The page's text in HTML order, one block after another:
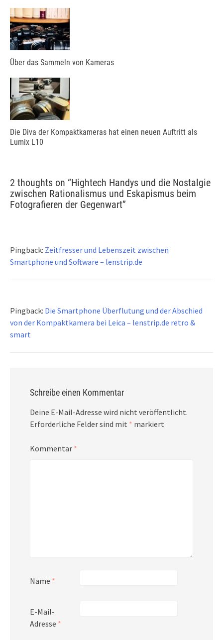
Über das Sammeln von Kameras
Die Diva der Kompaktkameras hat einen neuen Auftritt als
Lumix L10
2 thoughts on “Hightech Handys und die Nostalgie
zwischen Rationalismus und Eskapismus beim
Fotografieren der Gegenwart”
Pingback: Zeitfresser und Lebenszeit zwischen
Smartphone und Software – lenstrip.de
Pingback: Die Smartphone Überflutung und der Abschied
von der Kompaktkamera bei Leica – lenstrip.de retro &
smart
Schreibe einen Kommentar
Deine E-Mail-Adresse wird nicht veröffentlicht.
Erforderliche Felder sind mit * markiert
Kommentar *
Name *
E-Mail-
Adresse *